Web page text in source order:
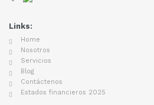
Links:
Home
Nosotros
Servicios
Blog
Contáctenos
Estados financieros 2025